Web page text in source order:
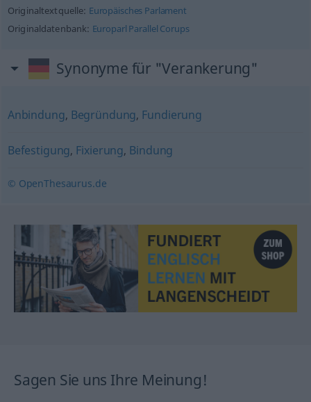
Originaltextquelle: Europäisches Parlament
Originaldatenbank: Europarl Parallel Corups
Synonyme für "Verankerung"
Anbindung, Begründung, Fundierung
Befestigung, Fixierung, Bindung
© OpenThesaurus.de
Sagen Sie uns Ihre Meinung!